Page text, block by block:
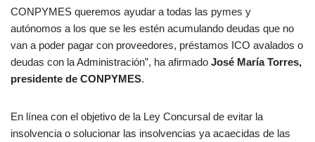
CONPYMES queremos ayudar a todas las pymes y
autónomos a los que se les estén acumulando deudas que no
van a poder pagar con proveedores, préstamos ICO avalados o
deudas con la Administración”, ha afirmado José María Torres,
presidente de CONPYMES.
En línea con el objetivo de la Ley Concursal de evitar la
insolvencia o solucionar las insolvencias ya acaecidas de las